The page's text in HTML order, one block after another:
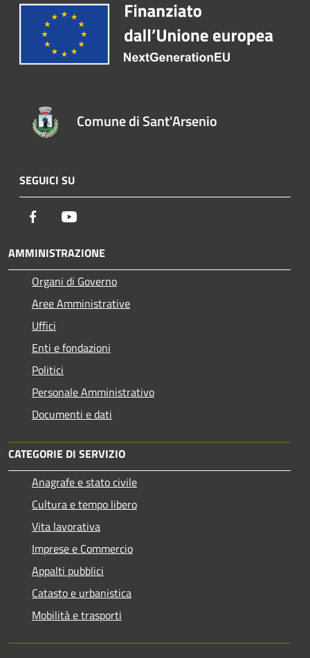
Comune di Sant'Arsenio
SEGUICI SU
Facebook
AMMINISTRAZIONE
Organi di Governo
Aree Amministrative
Uffici
Enti e fondazioni
Politici
Personale Amministrativo
Documenti e dati
CATEGORIE DI SERVIZIO
Anagrafe e stato civile
Cultura e tempo libero
Vita lavorativa
Imprese e Commercio
Appalti pubblici
Catasto e urbanistica
Mobilità e trasporti